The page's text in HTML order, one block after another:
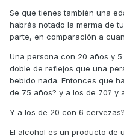
Se que tienes también una
habrás notado la merma de
parte, en comparación a
Una persona con 20 años y
doble de reflejos que una
bebido nada. Entonces que
de 75 años? y a los de 70? y
Y a los de 20 con 6
El alcohol es un producto de